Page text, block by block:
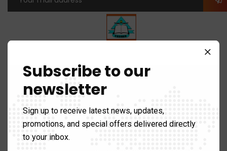
Horaires :
Lundi – Vendredi: 8h – 17h
Lien utiles
Subscribe to our
newsletter
Sign up to receive latest news, updates,
promotions, and special offers delivered directly
to your inbox.